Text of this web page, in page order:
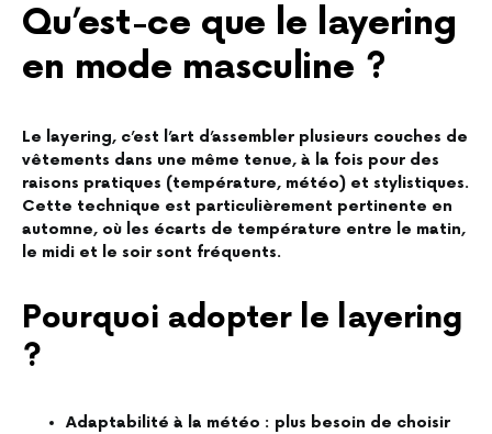
Qu’est-ce que le layering
en mode masculine ?
Le layering, c’est l’art d’assembler plusieurs couches de
vêtements dans une même tenue, à la fois pour des
raisons pratiques (température, météo) et stylistiques.
Cette technique est particulièrement pertinente en
automne, où les écarts de température entre le matin,
le midi et le soir sont fréquents.
Pourquoi adopter le layering
?
Adaptabilité à la météo : plus besoin de choisir